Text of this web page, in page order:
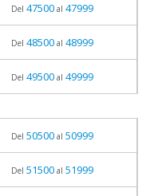
Del 47500al 47999
Del 48500al 48999
Del 49500al 49999
Del 50500al 50999
Del 51500al 51999